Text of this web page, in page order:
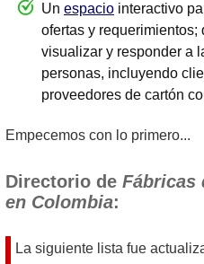
Un espacio interactivo
ofertas y requerimientos;
visualizar y responder a
personas, incluyendo
proveedores de cartón
Empecemos con lo primero...
Directorio de Fábricas
en Colombia:
La siguiente lista fue